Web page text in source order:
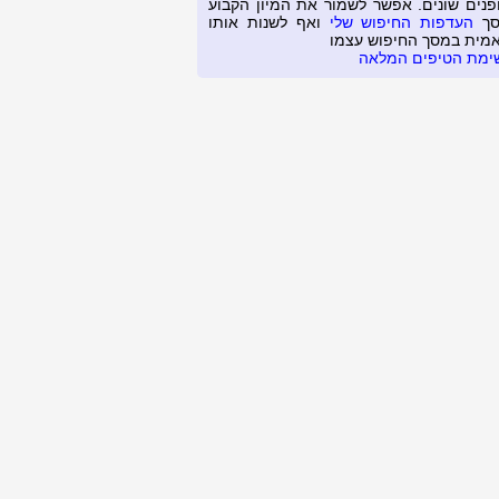
שונים. אפשר לשמור את המיון הקבוע
העדפות החיפוש שלי ואף לשנות אותו
במסך החיפוש עצמו
הטיפים המלאה